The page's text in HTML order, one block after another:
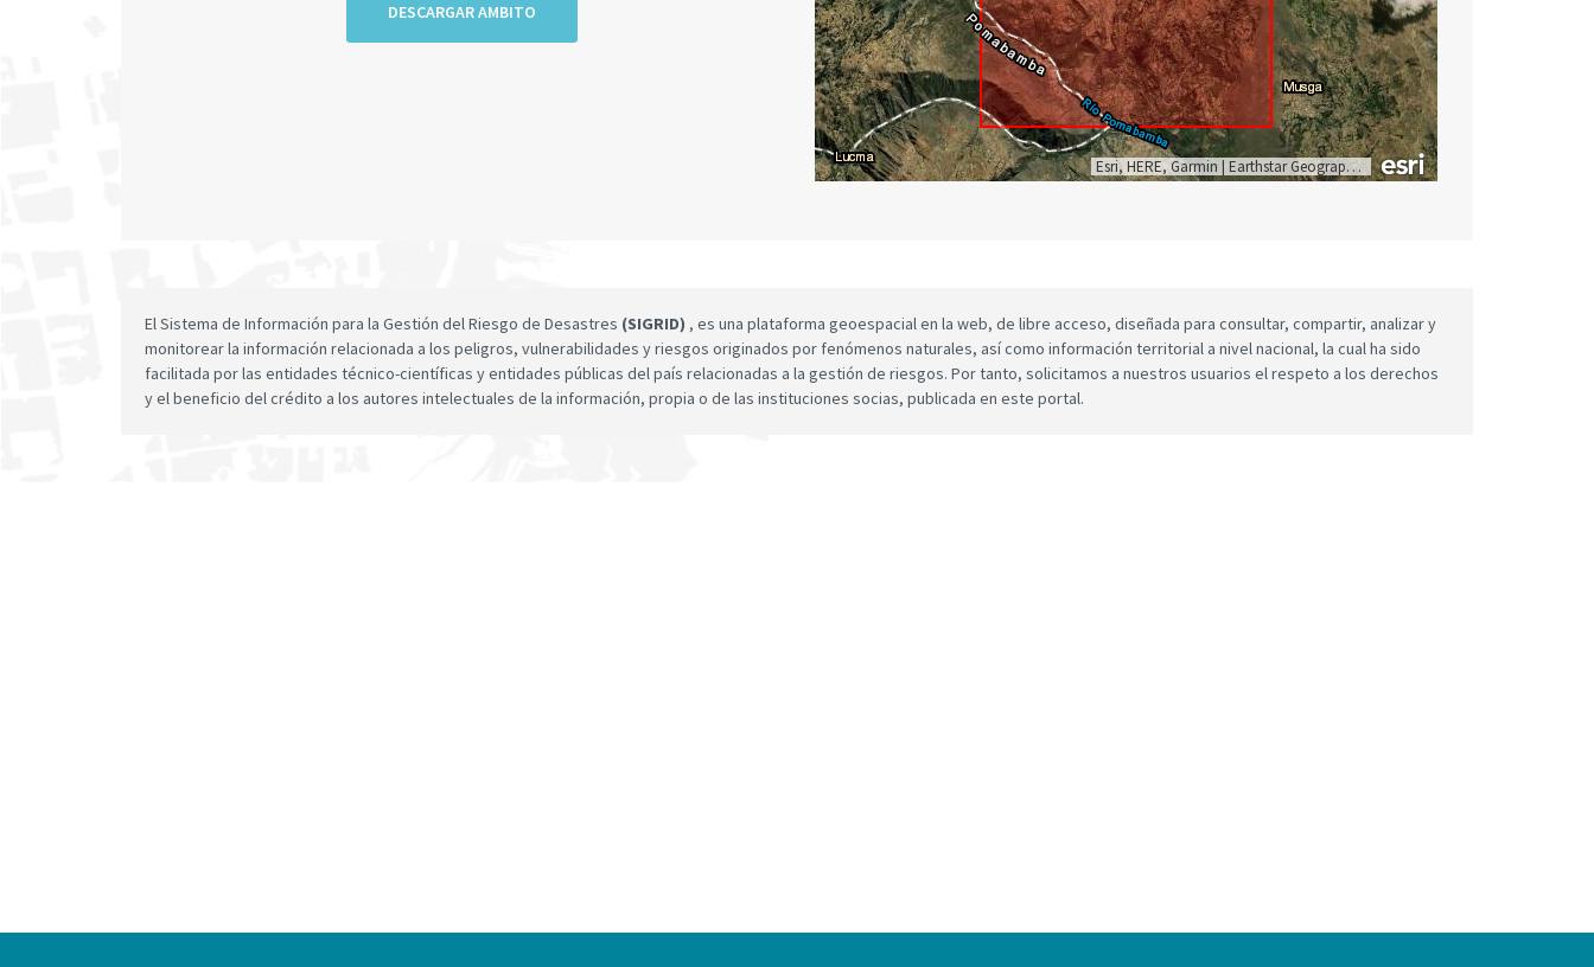
DESCARGAR AMBITO
Esri, HERE, Garmin | Earthstar Geographics
El Sistema de Información para la Gestión del Riesgo de Desastres (SIGRID) , es una plataforma geoespacial en la web, de libre acceso, diseñada para consultar, compartir, analizar y
monitorear la información relacionada a los peligros, vulnerabilidades y riesgos originados por fenómenos naturales, así como información territorial a nivel nacional, la cual ha sido
facilitada por las entidades técnico-científicas y entidades públicas del país relacionadas a la gestión de riesgos. Por tanto, solicitamos a nuestros usuarios el respeto a los derechos
y el beneficio del crédito a los autores intelectuales de la información, propia o de las instituciones socias, publicada en este portal.